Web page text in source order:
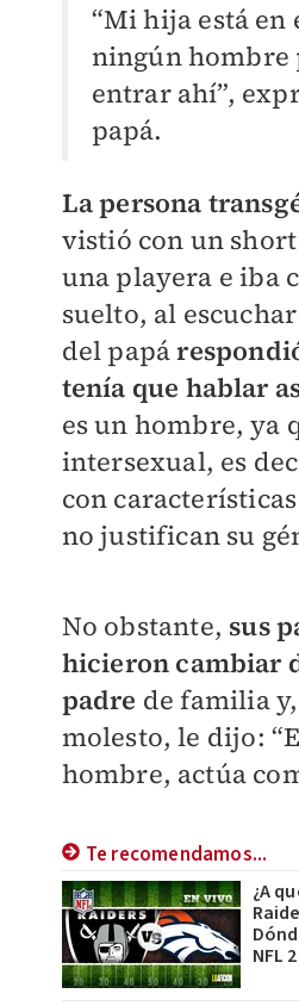
“Mi hija está en
ningún hombre
entrar ahí”,
papá.
La persona
vistió con un
una playera e iba
suelto, al
del papá
tenía que hablar
es un hombre, ya
intersexual, es
con
no justifican su
No obstante, sus
hicieron cambiar
padre de familia
molesto, le dijo:
hombre, actúa
Te recomendamos...
¿A
NFL